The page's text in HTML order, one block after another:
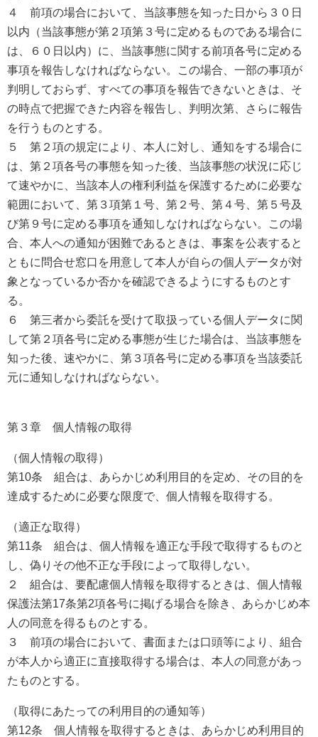
４ 前項の場合において、当該事態を知った日から３０日
以内（当該事態が第２項第３号に定めるものである場合に
は、６０日以内）に、当該事態に関する前項各号に定める
事項を報告しなければならない。この場合、一部の事項が
判明しておらず、すべての事項を報告できないときは、そ
の時点で把握できた内容を報告し、判明次第、さらに報告
を行うものとする。
５ 第２項の規定により、本人に対し、通知をする場合に
は、第２項各号の事態を知った後、当該事態の状況に応じ
て速やかに、当該本人の権利利益を保護するために必要な
範囲において、第３項第１号、第２号、第４号、第５号及
び第９号に定める事項を通知しなければならない。この場
合、本人への通知が困難であるときは、事案を公表すると
ともに問合せ窓口を用意して本人が自らの個人データが対
象となっているか否かを確認できるようにするものとす
る。
６ 第三者から委託を受けて取扱っている個人データに関
して第２項各号に定める事態が生じた場合は、当該事態を
知った後、速やかに、第３項各号に定める事項を当該委託
元に通知しなければならない。
第３章 個人情報の取得
（個人情報の取得）
第10条 組合は、あらかじめ利用目的を定め、その目的を
達成するために必要な限度で、個人情報を取得する。
（適正な取得）
第11条 組合は、個人情報を適正な手段で取得するものと
し、偽りその他不正な手段によって取得しない。
２ 組合は、要配慮個人情報を取得するときは、個人情報
保護法第17条第2項各号に掲げる場合を除き、あらかじめ本
人の同意を得るものとする。
３ 前項の場合において、書面または口頭等により、組合
が本人から適正に直接取得する場合は、本人の同意があっ
たものとする。
（取得にあたっての利用目的の通知等）
第12条 個人情報を取得するときは、あらかじめ利用目的